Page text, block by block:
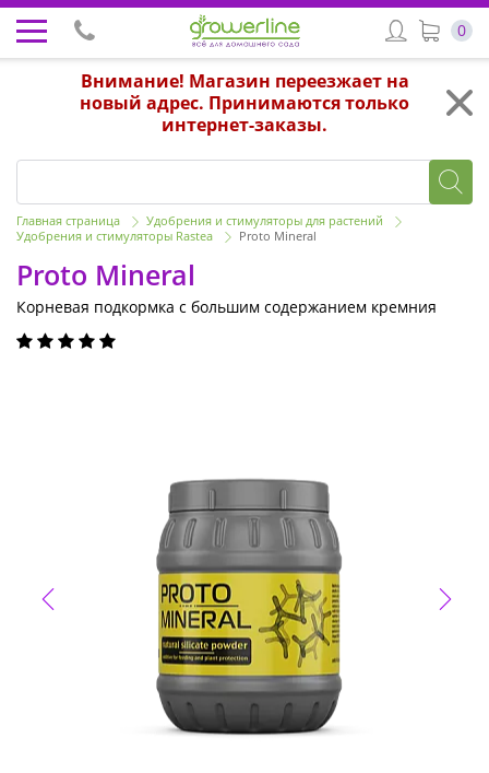
Внимание! Магазин переезжает на
новый адрес. Принимаются только
интернет-заказы.
0
Главная страница
Удобрения и стимуляторы для растений
Удобрения и стимуляторы Rastea
Proto Mineral
Proto Mineral
Корневая подкормка с большим содержанием кремния